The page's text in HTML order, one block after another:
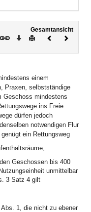
Gesamtansicht
Download
DruckenVorheriges
einem
Praxen, selbstständige
Geschoss mindestens
ins Freie
dürfen jedoch
notwendigen Flur
ein Rettungsweg
Geschossen bis 400
unmittelbar
3 Satz 4 gilt
1, die nicht zu ebener